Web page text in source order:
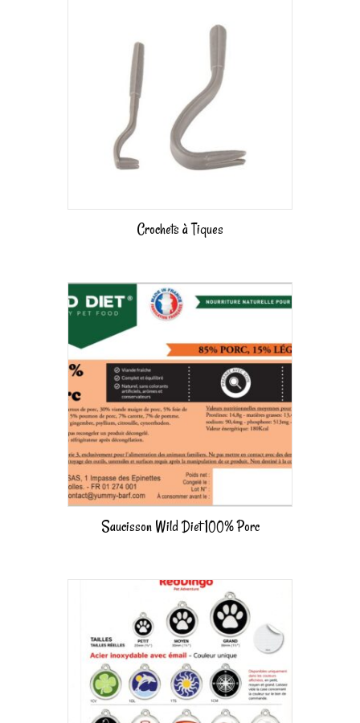
Crochets à Tiques
Saucisson Wild Diet 100% Porc